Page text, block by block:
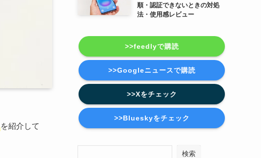
を紹介して
順・認証できないときの対処
法・使用感レビュー
>>feedlyで購読
>>Googleニュースで購読
>>Xをチェック
>>Blueskyをチェック
検索